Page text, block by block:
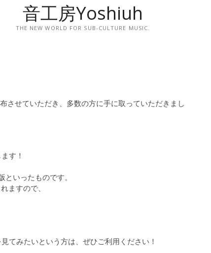
音工房Yoshiuh
THE NEW WORLD FOR SUB-CULTURE MUSIC.
させていただき、多数の方に手に取っていただきまし
す！
いったものです。
ますので、
てみたいという方は、ぜひご利用ください！